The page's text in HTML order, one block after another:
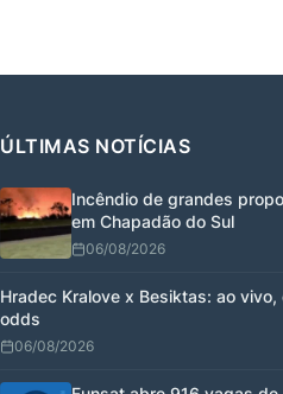
ÚLTIMAS NOTÍCIAS
Incêndio de grandes
em Chapadão do Sul
06/08/2026
Hradec Kralove x Besiktas: ao
odds
06/08/2026